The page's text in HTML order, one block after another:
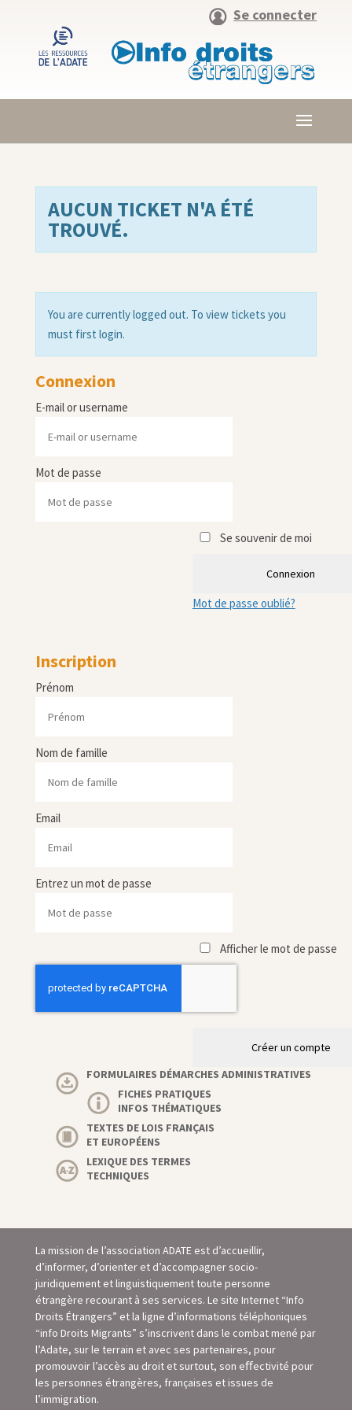
Se connecter
AUCUN TICKET N'A ÉTÉ
TROUVÉ.
You are currently logged out. To view tickets you
must first login.
Connexion
E-mail or username
Mot de passe
Se souvenir de moi
Connexion
Mot de passe oublié?
Inscription
Prénom
Nom de famille
Email
Entrez un mot de passe
Afficher le mot de passe
Créer un compte
FORMULAIRES DÉMARCHES ADMINISTRATIVES
FICHES PRATIQUES
INFOS THÉMATIQUES
TEXTES DE LOIS FRANÇAIS
ET EUROPÉENS
LEXIQUE DES TERMES
TECHNIQUES
La mission de l’association ADATE est d’accueillir,
d’informer, d’orienter et d’accompagner socio-
juridiquement et linguistiquement toute personne
étrangère recourant à ses services. Le site Internet “Info
Droits Étrangers” et la ligne d’informations téléphoniques
“info Droits Migrants” s’inscrivent dans le combat mené par
l’Adate, sur le terrain et avec ses partenaires, pour
promouvoir l’accès au droit et surtout, son eﬀectivité pour
les personnes étrangères, françaises et issues de
l’immigration.